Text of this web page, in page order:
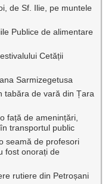
de Sf. Ilie, pe muntele
Publice de alimentare
Cetății
Sarmizegetusa
tabăra de vară din Țara
față de amenințări,
transportul public
seamă de profesori
fost onorați de
rutiere din Petroșani